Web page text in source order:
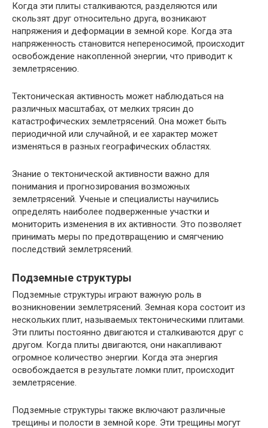
Когда эти плиты сталкиваются, разделяются или
скользят друг относительно друга, возникают
напряжения и деформации в земной коре. Когда эта
напряженность становится непереносимой, происходит
освобождение накопленной энергии, что приводит к
землетрясению.
Тектоническая активность может наблюдаться на
различных масштабах, от мелких трясин до
катастрофических землетрясений. Она может быть
периодичной или случайной, и ее характер может
изменяться в разных географических областях.
Знание о тектонической активности важно для
понимания и прогнозирования возможных
землетрясений. Ученые и специалисты научились
определять наиболее подверженные участки и
мониторить изменения в их активности. Это позволяет
принимать меры по предотвращению и смягчению
последствий землетрясений.
Подземные структуры
Подземные структуры играют важную роль в
возникновении землетрясений. Земная кора состоит из
нескольких плит, называемых тектоническими плитами.
Эти плиты постоянно двигаются и сталкиваются друг с
другом. Когда плиты двигаются, они накапливают
огромное количество энергии. Когда эта энергия
освобождается в результате ломки плит, происходит
землетрясение.
Подземные структуры также включают различные
трещины и полости в земной коре. Эти трещины могут